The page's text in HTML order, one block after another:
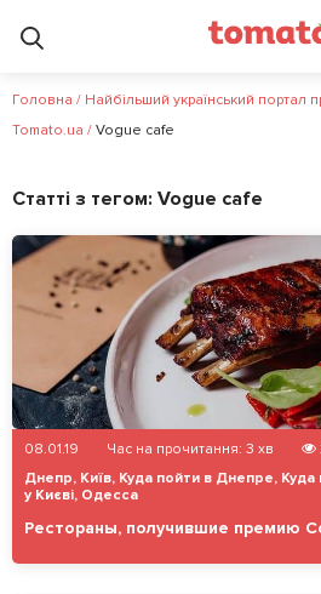
Головна / Найбільший український портал
Tomato.ua / Vogue cafe
Статті з тегом: Vogue cafe
08.01.19 Час на прочитання: 3 хв
Днепр, Київ, Куда пойти в Днепре, Куда
у Києві, Одесса
Рестораны, получившие премию